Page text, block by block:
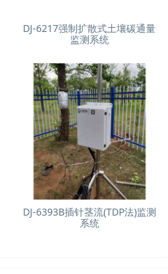
DJ-6217强制扩散式土壤碳通量
监测系统
DJ-6393B插针茎流(TDP法)监测
系统